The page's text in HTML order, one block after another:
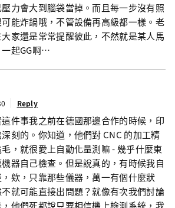
力會大到腦袋當掉。而且每一步沒有照
能炸鍋哦，不管設備再高級都一樣。老
家還是常常提醒彼此，不然就是某人馬
一起GG啊…
Reply
件事我之前在德國那邊合作的時候，印
刻的。你知道，他們對 CNC 的加工精
，就很愛上自動化量測嘛 - 幾乎什麼東
器自己檢查。但是說真的，有時候我自
，欸，只靠那些儀器，萬一有個什麼狀
就可能直接出問題？就像有次我們討論
他們死都說只要相信機上檢測系統，我